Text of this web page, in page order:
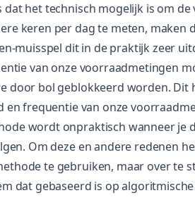
dat het technisch mogelijk is om
keren per dag te meten, maken
muisspel dit in de praktijk zeer
van onze voorraadmetingen
door bol geblokkeerd worden. Dit
en frequentie van onze
wordt onpraktisch wanneer je
Om deze en andere redenen
te gebruiken, maar over te
dat gebaseerd is op